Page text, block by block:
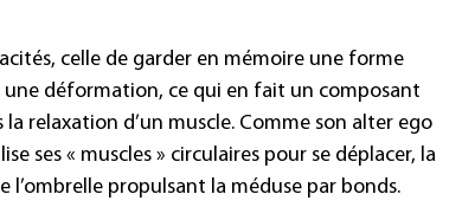
celle de garder en mémoire une forme
une déformation, ce qui en fait un composant
relaxation d’un muscle. Comme son alter ego
ses « muscles » circulaires pour se déplacer, la
l’ombrelle propulsant la méduse par bonds.